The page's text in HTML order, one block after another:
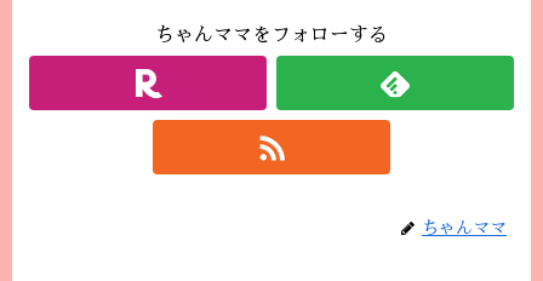
ちゃんママをフォローする
ちゃんママ